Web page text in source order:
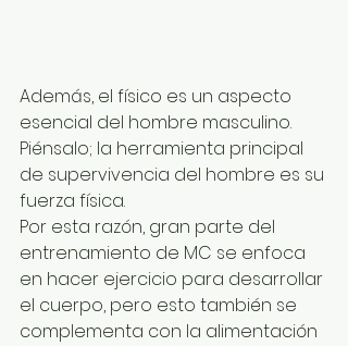
Además, el físico es un aspecto
esencial del hombre masculino.
Piénsalo; la herramienta principal
de supervivencia del hombre es su
fuerza física.
Por esta razón, gran parte del
entrenamiento de MC se enfoca
en hacer ejercicio para desarrollar
el cuerpo, pero esto también se
complementa con la alimentación